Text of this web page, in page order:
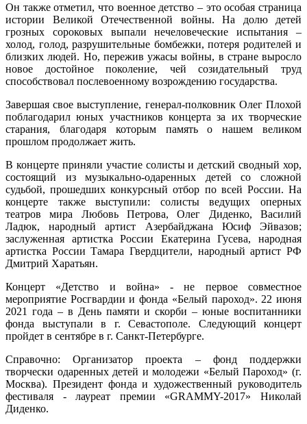
Он также отметил, что военное детство – это особая страница
истории Великой Отечественной войны. На долю детей
грозных сороковых выпали нечеловеческие испытания –
холод, голод, разрушительные бомбежки, потеря родителей и
близких людей. Но, пережив ужасы войны, в стране выросло
новое достойное поколение, чей созидательный труд
способствовал послевоенному возрождению государства.
Завершая свое выступление, генерал-полковник Олег Плохой
поблагодарил юных участников концерта за их творческие
старания, благодаря которым память о нашем великом
прошлом продолжает жить.
В концерте приняли участие солисты и детский сводный хор,
состоящий из музыкально-одаренных детей со сложной
судьбой, прошедших конкурсный отбор по всей России. На
концерте также выступили: солисты ведущих оперных
театров мира Любовь Петрова, Олег Диденко, Василий
Ладюк, народный артист Азербайджана Юсиф Эйвазов;
заслуженная артистка России Екатерина Гусева, народная
артистка России Тамара Гвердцители, народный артист РФ
Дмитрий Харатьян.
Концерт «Детство и война» - не первое совместное
мероприятие Росгвардии и фонда «Белый пароход». 22 июня
2021 года – в День памяти и скорби – юные воспитанники
фонда выступали в г. Севастополе. Следующий концерт
пройдет в сентябре в г. Санкт-Петербурге.
Справочно: Организатор проекта – фонд поддержки
творчески одаренных детей и молодежи «Белый Пароход» (г.
Москва). Президент фонда и художественный руководитель
фестиваля - лауреат премии «GRAMMY-2017» Николай
Диденко.